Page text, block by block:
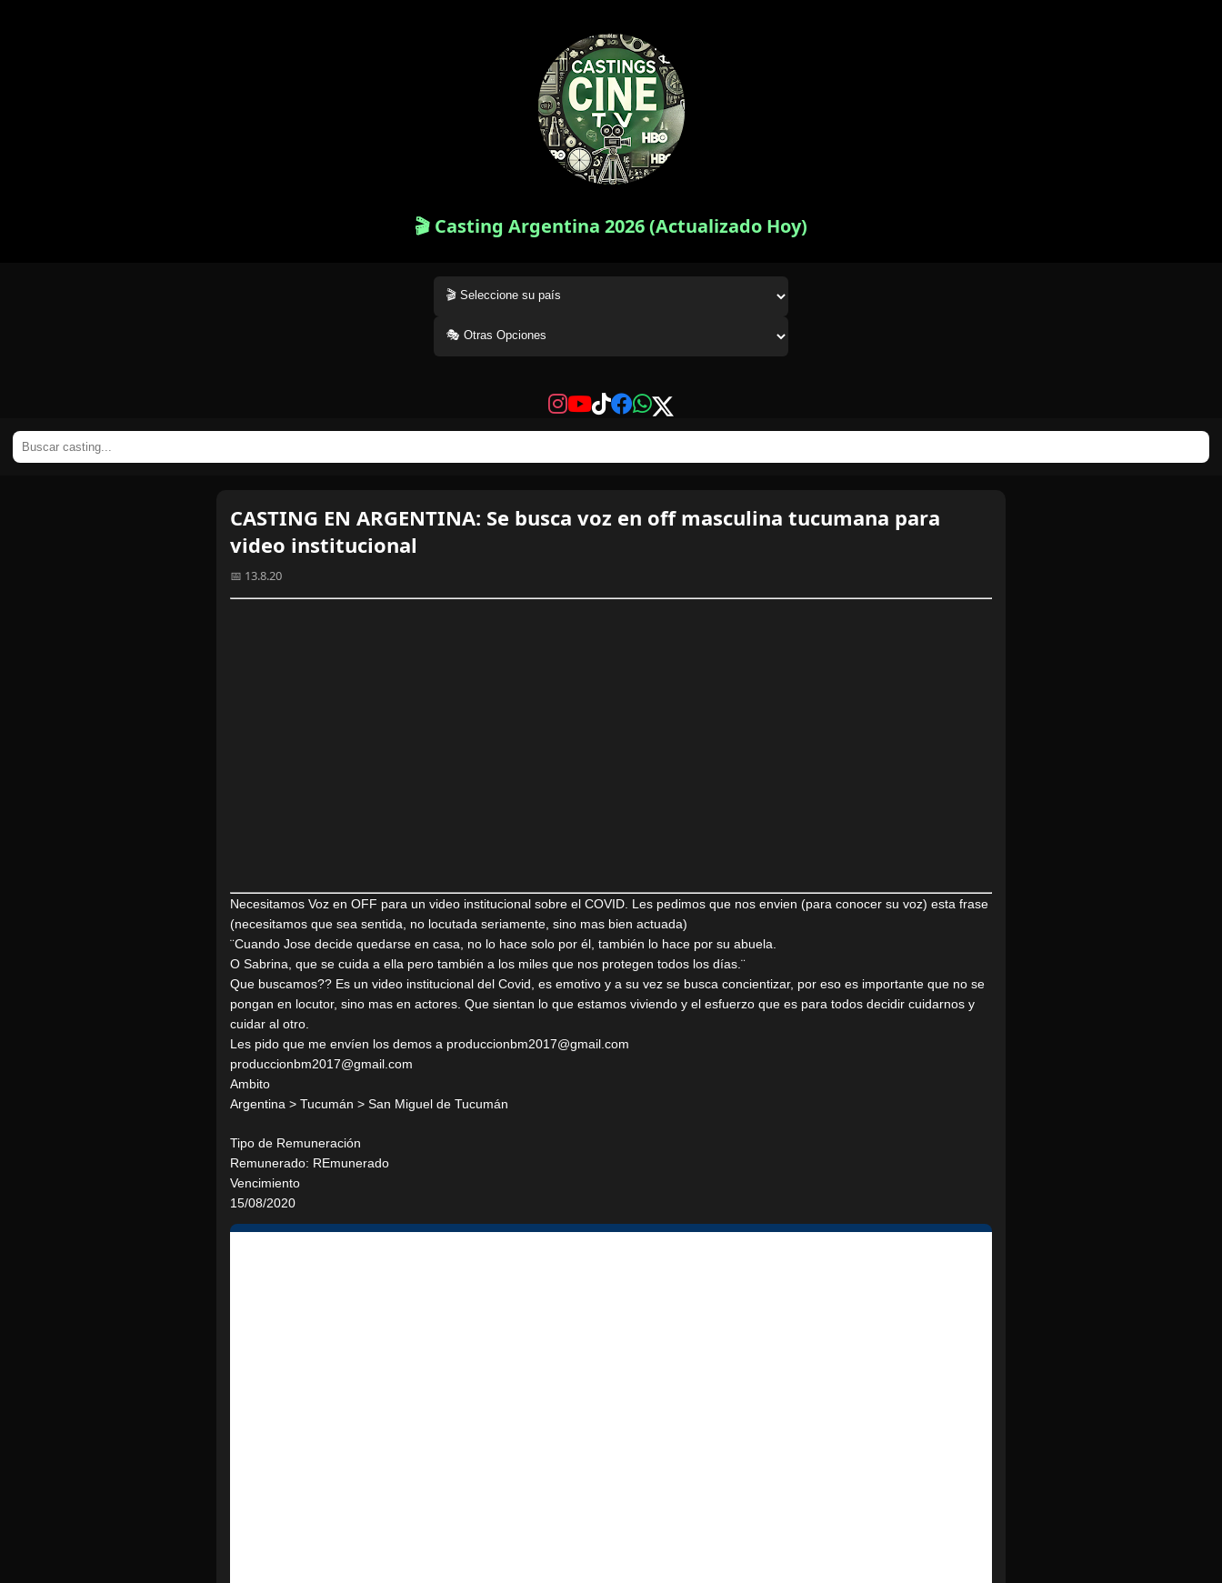
🎬 Casting Argentina 2026 (Actualizado Hoy)
CASTING EN ARGENTINA: Se busca voz en off masculina tucumana para
video institucional
📅 13.8.20
Necesitamos Voz en OFF para un video institucional sobre el COVID. Les pedimos que nos envien (para conocer su voz) esta frase
(necesitamos que sea sentida, no locutada seriamente, sino mas bien actuada)
¨Cuando Jose decide quedarse en casa, no lo hace solo por él, también lo hace por su abuela.
O Sabrina, que se cuida a ella pero también a los miles que nos protegen todos los días.¨
Que buscamos?? Es un video institucional del Covid, es emotivo y a su vez se busca concientizar, por eso es importante que no se
pongan en locutor, sino mas en actores. Que sientan lo que estamos viviendo y el esfuerzo que es para todos decidir cuidarnos y
cuidar al otro.
Les pido que me envíen los demos a produccionbm2017@gmail.com
produccionbm2017@gmail.com
Ambito
Argentina > Tucumán > San Miguel de Tucumán
Tipo de Remuneración
Remunerado: REmunerado
Vencimiento
15/08/2020